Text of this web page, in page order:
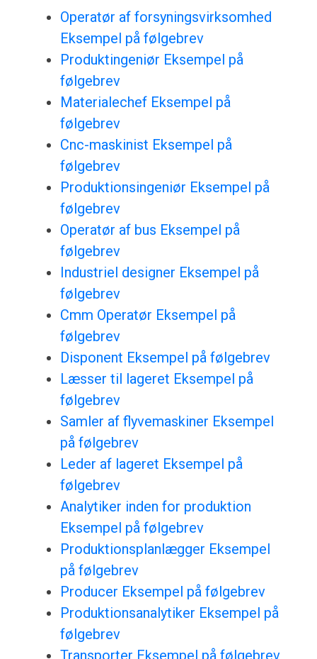
Operatør af forsyningsvirksomhed
Eksempel på følgebrev
Produktingeniør Eksempel på
følgebrev
Materialechef Eksempel på
følgebrev
Cnc-maskinist Eksempel på
følgebrev
Produktionsingeniør Eksempel på
følgebrev
Operatør af bus Eksempel på
følgebrev
Industriel designer Eksempel på
følgebrev
Cmm Operatør Eksempel på
følgebrev
Disponent Eksempel på følgebrev
Læsser til lageret Eksempel på
følgebrev
Samler af flyvemaskiner Eksempel
på følgebrev
Leder af lageret Eksempel på
følgebrev
Analytiker inden for produktion
Eksempel på følgebrev
Produktionsplanlægger Eksempel
på følgebrev
Producer Eksempel på følgebrev
Produktionsanalytiker Eksempel på
følgebrev
Transporter Eksempel på følgebrev